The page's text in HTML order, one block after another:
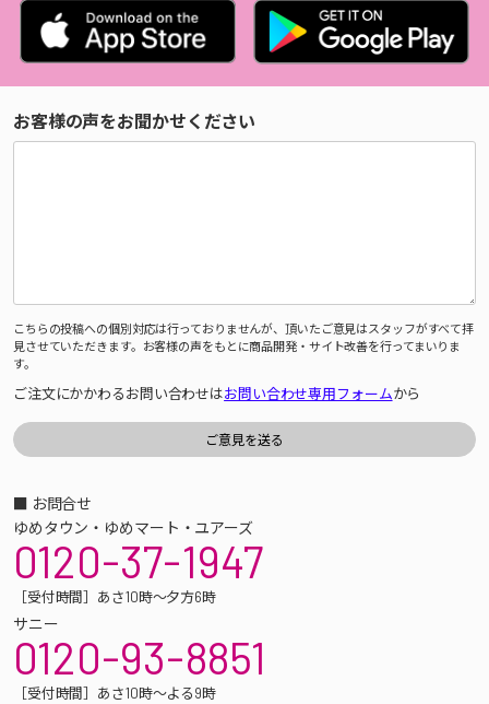
お客様の声をお聞かせください
こちらの投稿への個別対応は行っておりませんが、頂いたご意見はスタッフがすべて拝
見させていただきます。お客様の声をもとに商品開発・サイト改善を行ってまいりま
す。
ご注文にかかわるお問い合わせはお問い合わせ専用フォームから
■ お問合せ
ゆめタウン・ゆめマート・ユアーズ
0120-37-1947
［受付時間］あさ10時～夕方6時
サニー
0120-93-8851
［受付時間］あさ10時～よる9時